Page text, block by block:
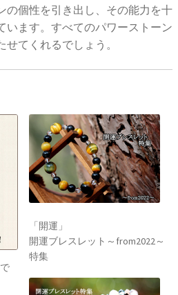
の個性を引き出し、その能力を十
います。すべてのパワーストーン
てくれるでしょう。
「開運」
開運ブレスレット～from2022～
特集